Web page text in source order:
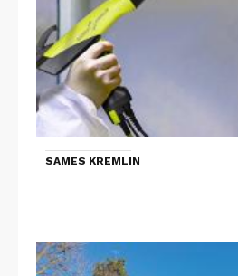
SAMES KREMLIN